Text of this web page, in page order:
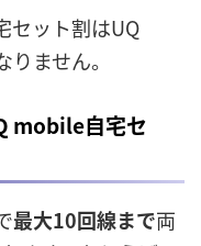
セット割はUQ
ません。
mobile自宅セ
最大10回線まで両